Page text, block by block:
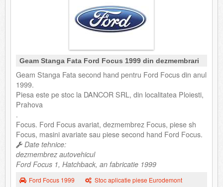
Geam Stanga Fata Ford Focus 1999 din dezmembrari
Geam Stanga Fata second hand pentru Ford Focus din anul
1999.
Piesa este pe stoc la DANCOR SRL, din localitatea Ploiesti,
Prahova
.
Focus. Ford Focus avariat, dezmembrez Focus, piese sh
Focus, masini avariate sau piese second hand Ford Focus.
Date tehnice:
dezmembrez autovehicul
Ford Focus 1, Hatchback, an fabricatie 1999
Ford Focus 1999 Stoc aplicatie piese Eurodemont